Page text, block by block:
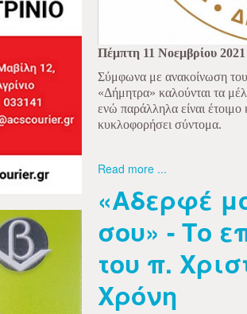
Πέμπτη 11 Νοεμβρίου 2021
Σύμφωνα με ανακοίνωση
«Δήμητρα» καλούνται τα
ενώ παράλληλα είναι
κυκλοφορήσει σύντομα.
Read more ...
«Αδερφέ
σου» - Το
του π.
Χρόνη